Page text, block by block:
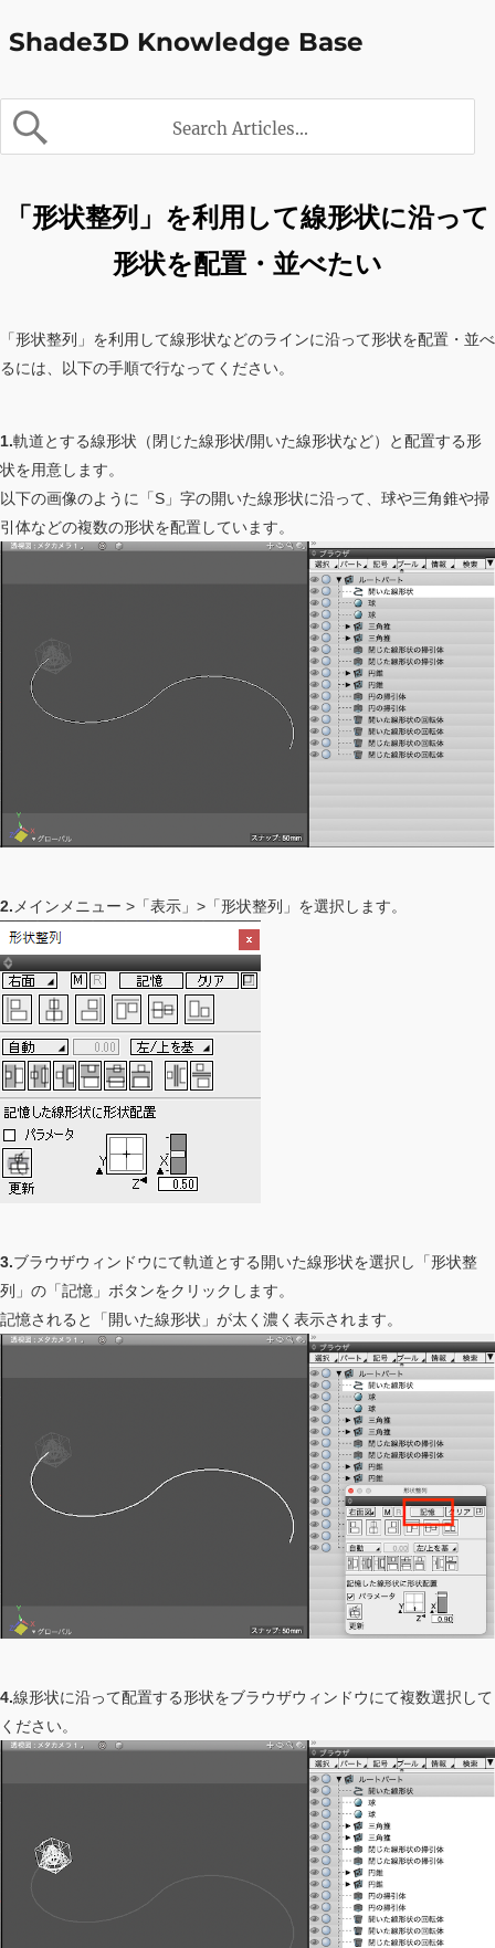
Shade3D Knowledge Base
「形状整列」を利用して線形状に沿って
形状を配置・並べたい
「形状整列」を利用して線形状などのラインに沿って形状を配置・並べ
るには、以下の手順で行なってください。
1.軌道とする線形状（閉じた線形状/開いた線形状など）と配置する形
状を用意します。
以下の画像のように「S」字の開いた線形状に沿って、球や三角錐や掃
引体などの複数の形状を配置しています。
2. メインメニュー >「表示」>「形状整列」を選択します。
3.ブラウザウィンドウにて軌道とする開いた線形状を選択し「形状整
列」の「記憶」ボタンをクリックします。
記憶されると「開いた線形状」が太く濃く表示されます。
4.線形状に沿って配置する形状をブラウザウィンドウにて複数選択して
ください。